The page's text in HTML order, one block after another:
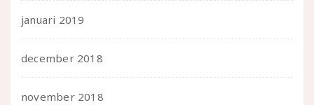
januari 2019
december 2018
november 2018